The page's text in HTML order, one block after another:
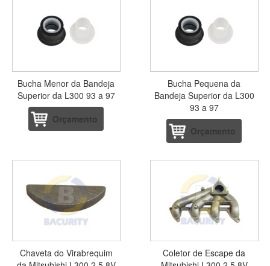
Bucha Menor da Bandeja
Superior da L300 93 a 97
Orçamento
Bucha Pequena da
Bandeja Superior da L300
93 a 97
Orçamento
Chaveta do Virabrequim
Coletor de Escape da